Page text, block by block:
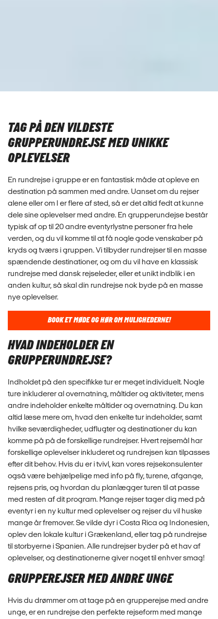
TAG PÅ DEN VILDESTE
GRUPPERUNDREJSE MED UNIKKE
OPLEVELSER
En rundrejse i gruppe er en fantastisk måde at opleve en
destination på sammen med andre. Uanset om du rejser
alene eller om I er flere af sted, så er det altid fedt at kunne
dele sine oplevelser med andre. En grupperundejse består
typisk af op til 20 andre eventyrlystne personer fra hele
verden, og du vil komme til at få nogle gode venskaber på
kryds og tværs i gruppen. Vi tilbyder rundrejser til en masse
spændende destinationer, og om du vil have en klassisk
rundrejse med dansk rejseleder, eller et unikt indblik i en
anden kultur, så skal din rundrejse nok byde på en masse
nye oplevelser.
BOOK ET MØDE OG HØR OM MULIGHEDERNE!
HVAD INDEHOLDER EN
GRUPPERUNDREJSE?
Indholdet på den specifikke tur er meget individuelt. Nogle
ture inkluderer al overnatning, måltider og aktiviteter, mens
andre indeholder enkelte måltider og overnatning. Du kan
altid læse mere om, hvad den enkelte tur indeholder, samt
hvilke seværdigheder, udflugter og destinationer du kan
komme på på de forskellige rundrejser. Hvert rejsemål har
forskellige oplevelser inkluderet og rundrejsen kan tilpasses
efter dit behov. Hvis du er i tvivl, kan vores rejsekonsulenter
også være behjælpelige med info på fly, turene, afgange,
rejsens pris, og hvordan du planlægger turen til at passe
med resten af dit program. Mange rejser tager dig med på
eventyr i en ny kultur med oplevelser og rejser du vil huske
mange år fremover. Se vilde dyr i Costa Rica og Indonesien,
oplev den lokale kultur i Grækenland, eller tag på rundrejse
til storbyerne i Spanien. Alle rundrejser byder på et hav af
oplevelser, og destinationerne giver noget til enhver smag!
GRUPPEREJSER MED ANDRE UNGE
Hvis du drømmer om at tage på en grupperejse med andre
unge, er en rundrejse den perfekte rejseform med mange